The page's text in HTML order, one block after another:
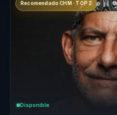
Recomendado CHM · TOP 2
Disponible